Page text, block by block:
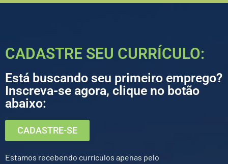
CADASTRE SEU CURRÍCULO:
Está buscando seu primeiro emprego?
Inscreva-se agora, clique no botão
abaixo:
CADASTRE-SE
Estamos recebendo currículos apenas pelo